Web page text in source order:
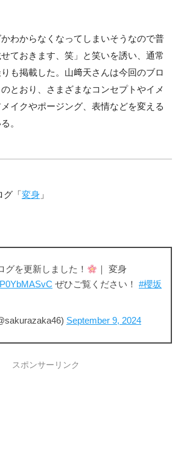
わからなくなってしまいそうなので普
ておきます、笑」と笑いを誘い、通常
も掲載した。山﨑天さんは今回のブロ
とおり、さまざまなコンセプトやイメ
イクやポージング、表情などを変える
。
「 変身 」
グを更新しました！
｜ 変身
ぜひご覧ください！ #櫻坂
September 9, 2024
スポンサーリンク